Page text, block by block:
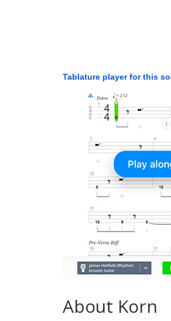
Tablature player for this
About Korn